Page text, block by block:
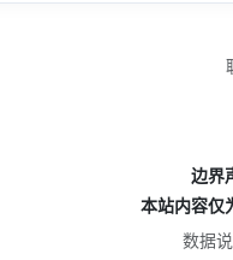
边界
本站内容仅
数据